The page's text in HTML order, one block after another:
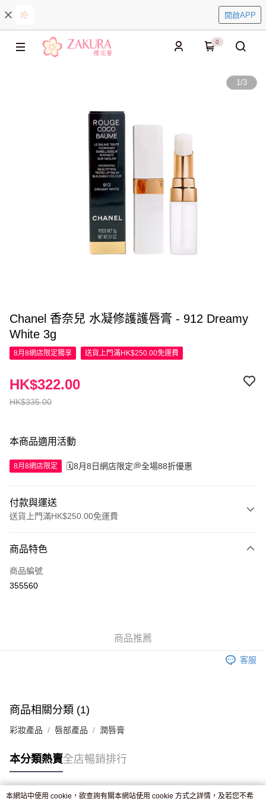
開啟APP
0
1/3
Chanel 香奈兒 水凝修護護唇膏 - 912 Dreamy
White 3g
8月8網店限定獨享 送貨上門滿HK$250.00免運費
HK$335.00
HK$322.00
本商品適用活動
8月8網店限定 🗓️8月8日網店限定💭全場88折優惠
付款與運送
送貨上門滿HK$250.00免運費
信用卡
Apple Pay
付款後門市自取，訂單確認後2-4個工作天到店，7天內取。逾期後
商品特色
商品編號
355560
商品推薦
客服
商品相關分類 (1)
彩妝產品 唇部產品 潤唇膏
本分類熱賣全店暢銷排行
本網站中使用 cookie，欲查詢有關本網站使用 cookie 方式之詳情，及若您不希